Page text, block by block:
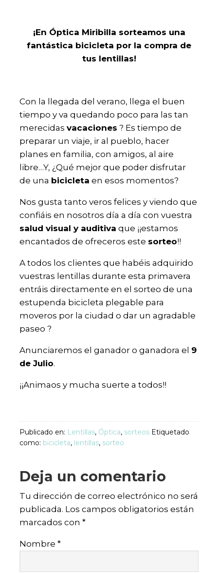
¡En Óptica Miribilla sorteamos una
fantástica bicicleta por la compra de
tus lentillas!
Con la llegada del verano, llega el buen
tiempo y va quedando poco para las tan
merecidas vacaciones ? Es tiempo de
preparar un viaje, ir al pueblo, hacer
planes en familia, con amigos, al aire
libre…Y, ¿Qué mejor que poder disfrutar
de una bicicleta en esos momentos?
Nos gusta tanto veros felices y viendo que
confiáis en nosotros día a día con vuestra
salud visual y auditiva que ¡¡estamos
encantados de ofreceros este sorteo!!
A todos los clientes que habéis adquirido
vuestras lentillas durante esta primavera
entráis directamente en el sorteo de una
estupenda bicicleta plegable para
moveros por la ciudad o dar un agradable
paseo ?
Anunciaremos el ganador o ganadora el 9
de Julio.
¡¡Animaos y mucha suerte a todos!!
Publicado en: Lentillas, Óptica, sorteos Etiquetado
como: bicicleta, lentillas, sorteo
Deja un comentario
Tu dirección de correo electrónico no será
publicada. Los campos obligatorios están
marcados con *
Nombre *